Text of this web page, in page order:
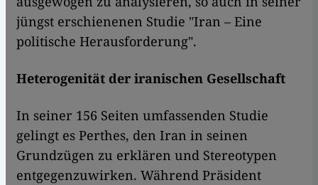
jüngst erschienenen Studie "Iran – Eine
politische Herausforderung".
Heterogenität der iranischen Gesellschaft
In seiner 156 Seiten umfassenden Studie
gelingt es Perthes, den Iran in seinen
Grundzügen zu erklären und Stereotypen
entgegenzuwirken. Während Präsident